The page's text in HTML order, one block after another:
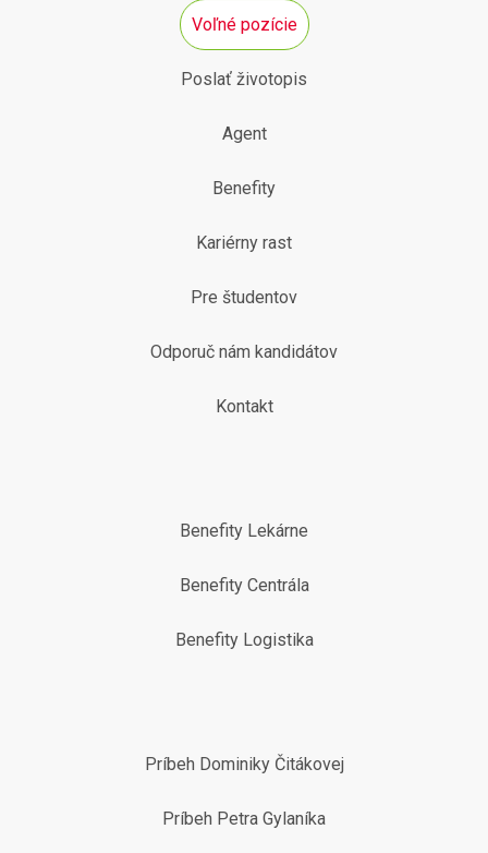
Voľné pozície
Poslať životopis
Agent
Benefity
Kariérny rast
Pre študentov
Odporuč nám kandidátov
Kontakt
Benefity Lekárne
Benefity Centrála
Benefity Logistika
Príbeh Dominiky Čitákovej
Príbeh Petra Gylaníka